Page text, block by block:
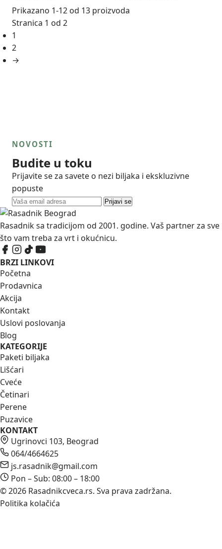
Prikazano 1-12 od 13 proizvoda
Stranica 1 od 2
1
2
→
NOVOSTI
Budite u toku
Prijavite se za savete o nezi biljaka i ekskluzivne
popuste
Prijavi se
Rasadnik sa tradicijom od 2001. godine. Vaš partner za sve
što vam treba za vrt i okućnicu.
BRZI LINKOVI
Početna
Prodavnica
Akcija
Kontakt
Uslovi poslovanja
Blog
KATEGORIJE
Paketi biljaka
Lišćari
Cveće
Četinari
Perene
Puzavice
KONTAKT
Ugrinovci 103, Beograd
064/4664625
js.rasadnik@gmail.com
Pon – Sub: 08:00 – 18:00
© 2026 Rasadnikcveca.rs. Sva prava zadržana.
Politika kolačića